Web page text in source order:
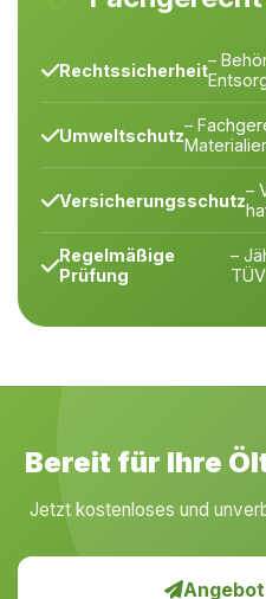
Rechtssicherheit–
Umweltschutz–
Versicherungsschutz–
Regelmäßige
Prüfung
–
TÜV
Bereit für Ihre
Jetzt kostenloses und